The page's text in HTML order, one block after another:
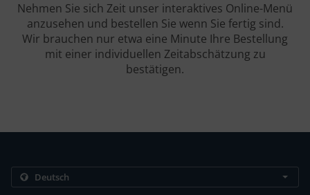
Nehmen Sie sich Zeit unser interaktives Online-Menü
anzusehen und bestellen Sie wenn Sie fertig sind.
Wir brauchen nur etwa eine Minute Ihre Bestellung
mit einer individuellen Zeitabschätzung zu
bestätigen.